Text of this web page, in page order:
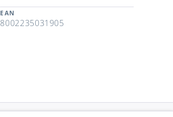
EAN
8002235031905